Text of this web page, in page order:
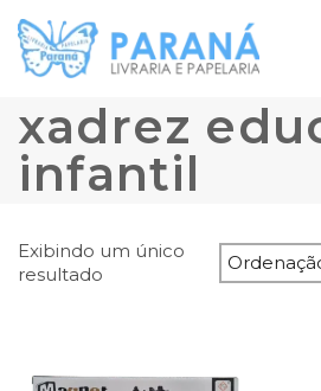
xadrez
infantil
Exibindo um único
resultado